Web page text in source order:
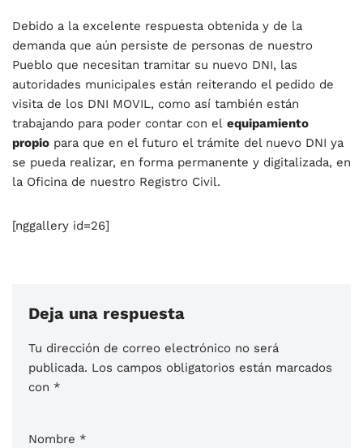
Debido a la excelente respuesta obtenida y de la
demanda que aún persiste de personas de nuestro
Pueblo que necesitan tramitar su nuevo DNI, las
autoridades municipales están reiterando el pedido de
visita de los DNI MOVIL, como así también están
trabajando para poder contar con el equipamiento
propio para que en el futuro el trámite del nuevo DNI ya
se pueda realizar, en forma permanente y digitalizada, en
la Oficina de nuestro Registro Civil.
[nggallery id=26]
Deja una respuesta
Tu dirección de correo electrónico no será
publicada. Los campos obligatorios están marcados
con *
Nombre *